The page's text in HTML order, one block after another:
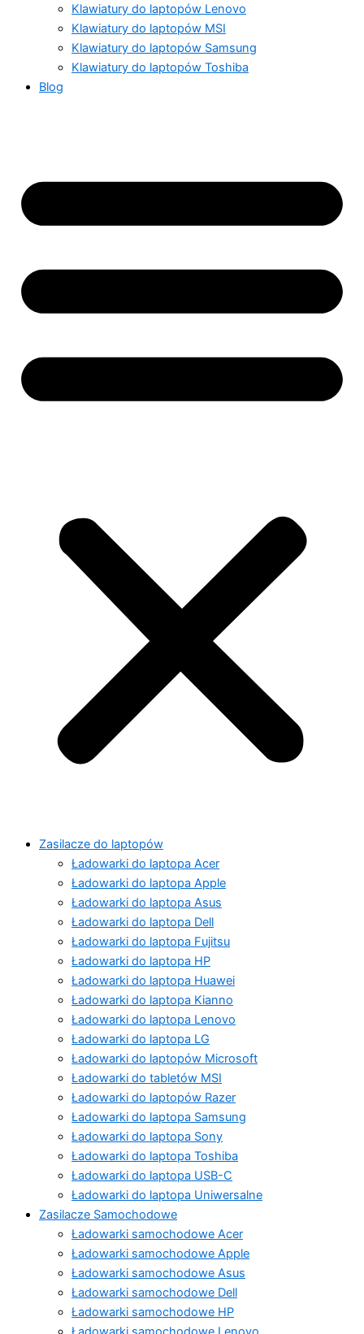
Klawiatury do laptopów Lenovo
Klawiatury do laptopów MSI
Klawiatury do laptopów Samsung
Klawiatury do laptopów Toshiba
Blog
Zasilacze do laptopów
Ładowarki do laptopa Acer
Ładowarki do laptopa Apple
Ładowarki do laptopa Asus
Ładowarki do laptopa Dell
Ładowarki do laptopa Fujitsu
Ładowarki do laptopa HP
Ładowarki do laptopa Huawei
Ładowarki do laptopa Kianno
Ładowarki do laptopa Lenovo
Ładowarki do laptopa LG
Ładowarki do laptopów Microsoft
Ładowarki do tabletów MSI
Ładowarki do laptopów Razer
Ładowarki do laptopa Samsung
Ładowarki do laptopa Sony
Ładowarki do laptopa Toshiba
Ładowarki do laptopa USB-C
Ładowarki do laptopa Uniwersalne
Zasilacze Samochodowe
Ładowarki samochodowe Acer
Ładowarki samochodowe Apple
Ładowarki samochodowe Asus
Ładowarki samochodowe Dell
Ładowarki samochodowe HP